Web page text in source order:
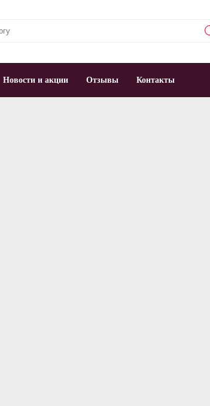
Новости и акции Отзывы Контакты